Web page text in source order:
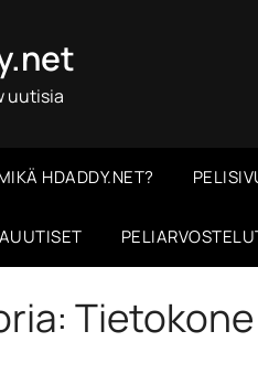
uutisia
HDADDY.NET?
Tietokone